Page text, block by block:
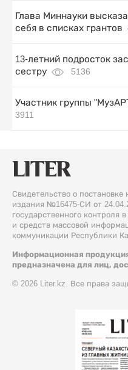
Глава Миннауки
себя в списках грантов
13-летний подросток
сестру
5136
Участник группы
3911
Свидетельство о постановке
издания №16475-СИ от
государственного контроля
и средств массовой
коммуникации Республики
Информационная
предназначена для лиц,
© 2026 Liter.kz. Все права